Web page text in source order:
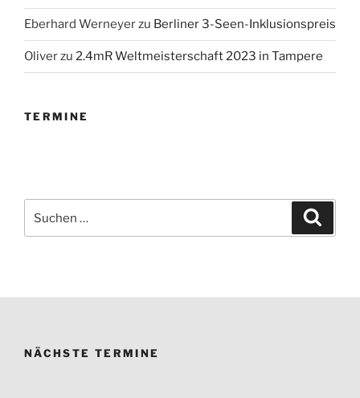
Eberhard Werneyerzu Berliner 3-Seen-Inklusionspreis
Oliverzu 2.4mR Weltmeisterschaft 2023 in Tampere
TERMINE
nach:
NÄCHSTE TERMINE